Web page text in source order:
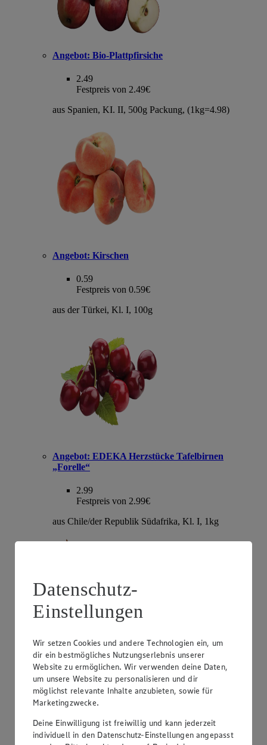
Angebot: Bio-Plattpfirsiche
2.49
Festpreis von 2.49€
aus Spanien, KI. II, 500g Packung, (1kg=4.98)
Angebot: Kirschen
0.59
Festpreis von 0.59€
aus der Türkei, Kl. I, 100g
Angebot: EDEKA Herzstücke Tafelbirnen
„Forelle“
2.99
Festpreis von 2.99€
aus Chile/der Republik Südafrika, Kl. I, 1kg
Angebot:EDEKA Herzstücke Tafeltrauben
3.99
Festpreis von 3.99€
hell oder rot, kernlos, Sorte lt. Auszeichnung, aus
Italien, Kl. I, je 1kg
Datenschutz-
Einstellungen
Wir setzen Cookies und andere Technologien ein, um
dir ein bestmögliches Nutzungserlebnis unserer
Website zu ermöglichen. Wir verwenden deine Daten,
um unsere Website zu personalisieren und dir
möglichst relevante Inhalte anzubieten, sowie für
Marketingzwecke.
Deine Einwilligung ist freiwillig und kann jederzeit
individuell in den Datenschutz-Einstellungen angepasst